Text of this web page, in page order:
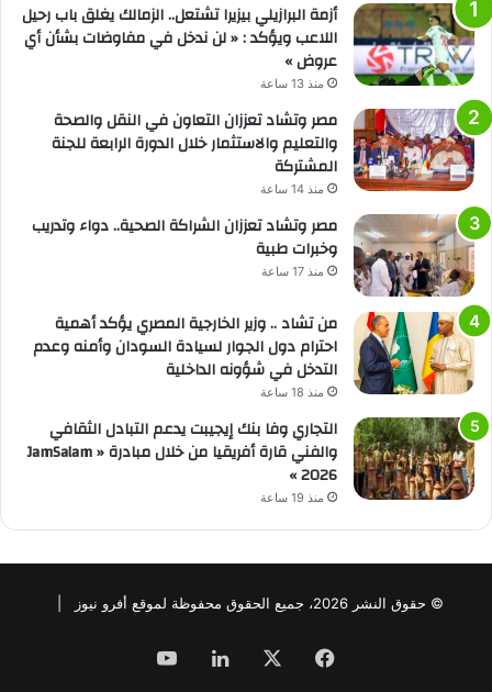
أزمة البرازيلي بيزيرا تشتعل.. الزمالك يغلق باب رحيل
اللاعب ويؤكد : « لن ندخل في مفاوضات بشأن أي
عروض »
منذ 13 ساعة
مصر وتشاد تعززان التعاون في النقل والصحة
والتعليم والاستثمار خلال الدورة الرابعة للجنة
المشتركة
منذ 14 ساعة
مصر وتشاد تعززان الشراكة الصحية.. دواء وتدريب
وخبرات طبية
منذ 17 ساعة
من تشاد .. وزير الخارجية المصري يؤكد أهمية
احترام دول الجوار لسيادة السودان وأمنه وعدم
التدخل في شؤونه الداخلية
منذ 18 ساعة
التجاري وفا بنك إيجيبت يدعم التبادل الثقافي
والفني قارة أفريقيا من خلال مبادرة « JamSalam
2026 »
منذ 19 ساعة
© حقوق النشر 2026، جميع الحقوق محفوظة لموقع أفرو نيوز |
فيسبوك لينكدإن